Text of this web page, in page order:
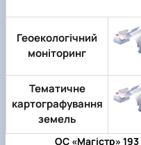
Геоекологічний
моніторинг
Тематичне
картографування
земель
ОС «Магістр» 193